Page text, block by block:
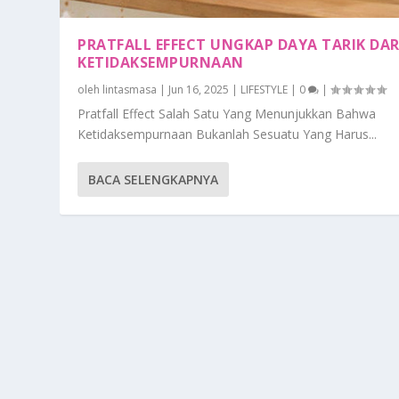
PRATFALL EFFECT UNGKAP DAYA TARIK
KETIDAKSEMPURNAAN
oleh lintasmasa | Jun 16, 2025 | LIFESTYLE | 0 |
Pratfall Effect Salah Satu Yang Menunjukkan Bahwa
Ketidaksempurnaan Bukanlah Sesuatu Yang Harus...
BACA SELENGKAPNYA